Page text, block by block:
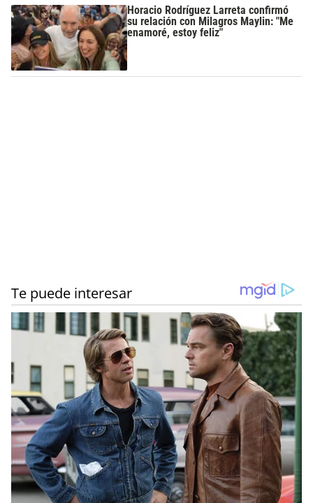
Horacio Rodríguez Larreta confirmó
su relación con Milagros Maylin: "Me
enamoré, estoy feliz"